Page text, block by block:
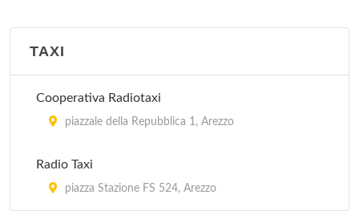
TAXI
Cooperativa Radiotaxi
piazzale della Repubblica 1, Arezzo
Radio Taxi
piazza Stazione FS 524, Arezzo